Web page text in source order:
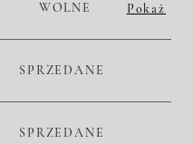
WOLNE
Pokaż
SPRZEDANE
SPRZEDANE